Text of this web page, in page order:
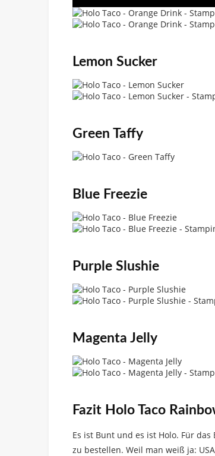
Lemon Sucker
Green Taffy
Blue Freezie
Purple Slushie
Magenta Jelly
Fazit Holo Taco
Es ist Bunt und es ist Holo. Für
zu bestellen. Weil man weiß ja: